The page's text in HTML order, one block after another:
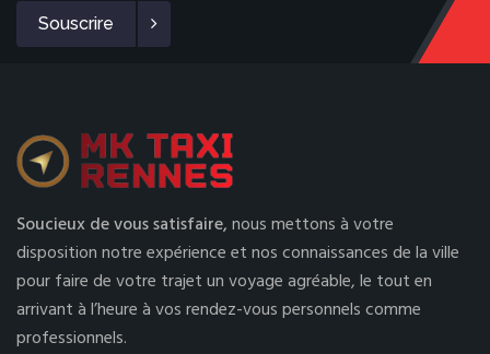
Souscrire
Soucieux de vous satisfaire,nous mettons à votre
disposition notre expérience et nos connaissances de la ville
pour faire de votre trajet un voyage agréable, le tout en
arrivant à l’heure à vos rendez-vous personnels comme
professionnels.